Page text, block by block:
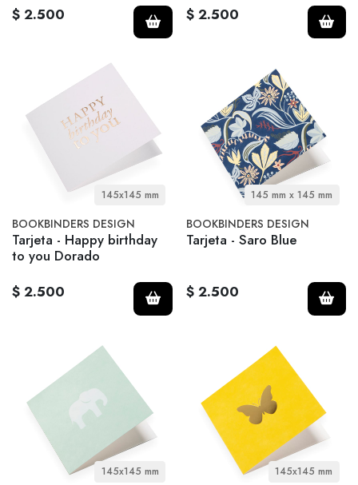
$ 2.500
$ 2.500
145x145 mm
BOOKBINDERS DESIGN
Tarjeta - Happy birthday
to you Dorado
$ 2.500
145 mm x 145 mm
BOOKBINDERS DESIGN
Tarjeta - Saro Blue
$ 2.500
145x145 mm 145x145 mm